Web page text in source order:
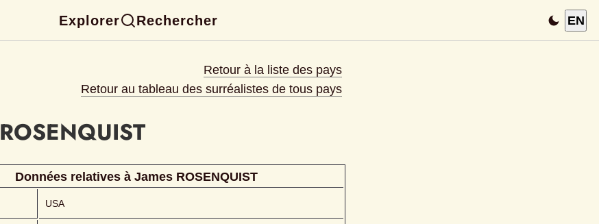
Explorer Rechercher EN
Retour à la liste des pays
Retour au tableau des surréalistes de tous pays
ROSENQUIST
Données relatives à James ROSENQUIST
USA